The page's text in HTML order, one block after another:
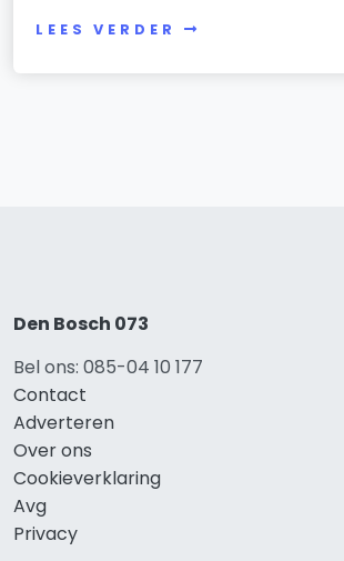
LEES VERDER
Den Bosch 073
Bel ons: 085-04 10 177
Contact
Adverteren
Over ons
Cookieverklaring
Avg
Privacy